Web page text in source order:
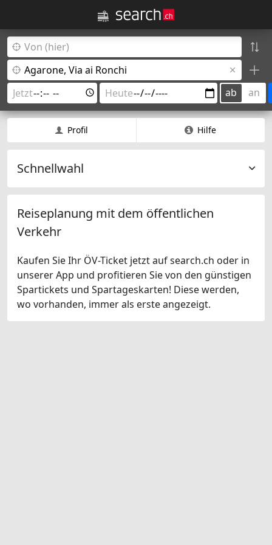
ab an
Profil Hilfe
Schnellwahl
Reiseplanung mit dem öffentlichen
Verkehr
Kaufen Sie Ihr ÖV-Ticket jetzt auf search.ch oder in
unserer App und profitieren Sie von den günstigen
Spartickets und Spartageskarten! Diese werden,
wo vorhanden, immer als erste angezeigt.